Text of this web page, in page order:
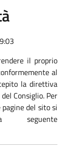
il proprio
al
la direttiva
Consiglio. Per
del sito si